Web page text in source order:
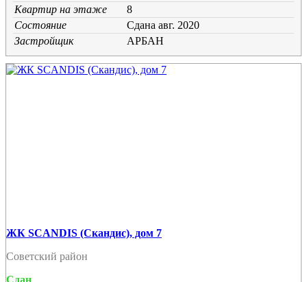
Квартир на этаже
8
Состояние
Cдана авг. 2020
Застройщик
АРБАН
ЖК SCANDIS (Скандис), дом 7
Советский район
Сдан